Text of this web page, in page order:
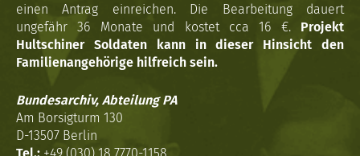
einen Antrag einreichen. Die Bearbeitung dauert
ungefähr 36 Monate und kostet cca 16 €. Projekt
Hultschiner Soldaten kann in dieser Hinsicht den
Familienangehörige hilfreich sein.
Bundesarchiv, Abteilung PA
Am Borsigturm 130
D-13507 Berlin